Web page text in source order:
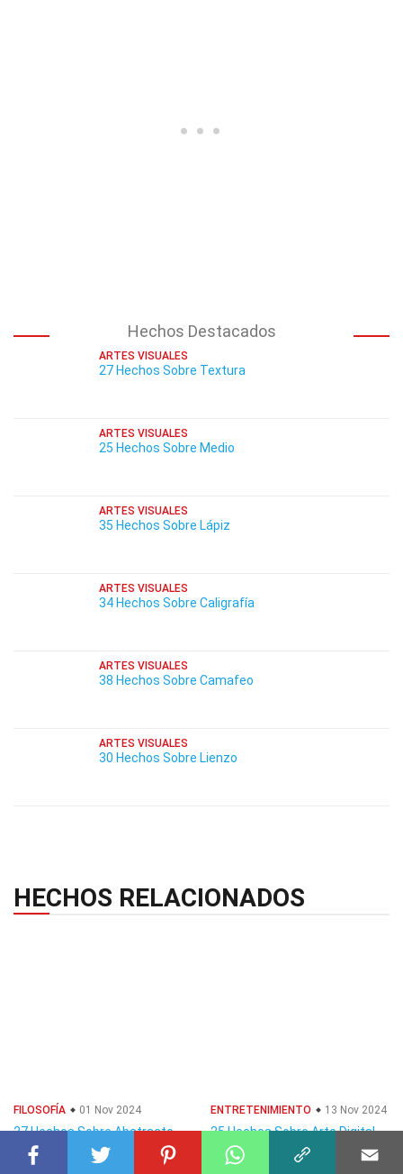
Hechos Destacados
ARTES VISUALES
27 Hechos Sobre Textura
ARTES VISUALES
25 Hechos Sobre Medio
ARTES VISUALES
35 Hechos Sobre Lápiz
ARTES VISUALES
34 Hechos Sobre Caligrafía
ARTES VISUALES
38 Hechos Sobre Camafeo
ARTES VISUALES
30 Hechos Sobre Lienzo
HECHOS RELACIONADOS
FILOSOFÍA 01 Nov 2024
27 Hechos Sobre Abstracto
ENTRETENIMIENTO 13 Nov 2024
25 Hechos Sobre Arte Digital